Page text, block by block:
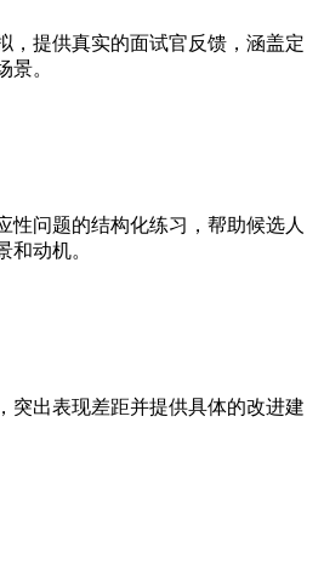
，提供真实的面试官反馈，涵盖定
景。
性问题的结构化练习，帮助候选人
和动机。
突出表现差距并提供具体的改进建